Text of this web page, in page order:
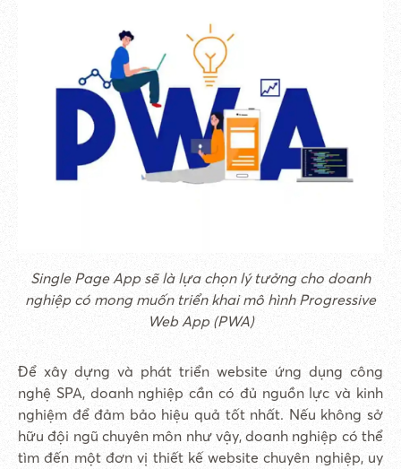
Single Page App sẽ là lựa chọn lý tưởng cho doanh
nghiệp có mong muốn triển khai mô hình Progressive
Web App (PWA)
Để xây dựng và phát triển website ứng dụng công
nghệ SPA, doanh nghiệp cần có đủ nguồn lực và kinh
nghiệm để đảm bảo hiệu quả tốt nhất. Nếu không sở
hữu đội ngũ chuyên môn như vậy, doanh nghiệp có thể
tìm đến một đơn vị thiết kế website chuyên nghiệp, uy